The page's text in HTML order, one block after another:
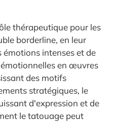
thérapeutique pour les
borderline, en leur
intenses et de
en œuvres
des motifs
stratégiques, le
d'expression et de
le tatouage peut